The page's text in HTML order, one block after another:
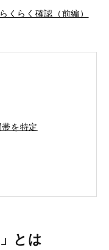
くらく確認（前編）
を特定
とは